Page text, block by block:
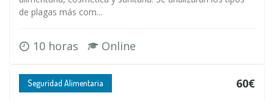
de plagas más com...
10 horas Online
Seguridad Alimentaria 60€